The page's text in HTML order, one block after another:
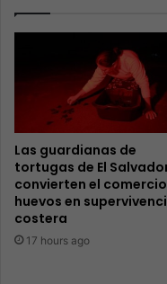
Las guardianas de
tortugas de El
convierten el
huevos en
costera
17 hours ago